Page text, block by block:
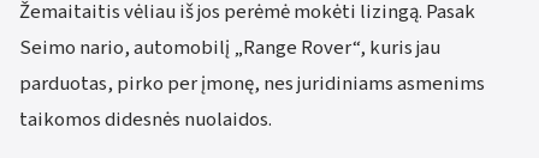
Žemaitaitis vėliau iš jos perėmė mokėti lizingą. Pasak
Seimo nario, automobilį „Range Rover“, kuris jau
parduotas, pirko per įmonę, nes juridiniams asmenims
taikomos didesnės nuolaidos.